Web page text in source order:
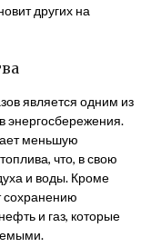
других на
является одним из
энергосбережения.
меньшую
что, в свою
и воды. Кроме
сохранению
и газ, которые